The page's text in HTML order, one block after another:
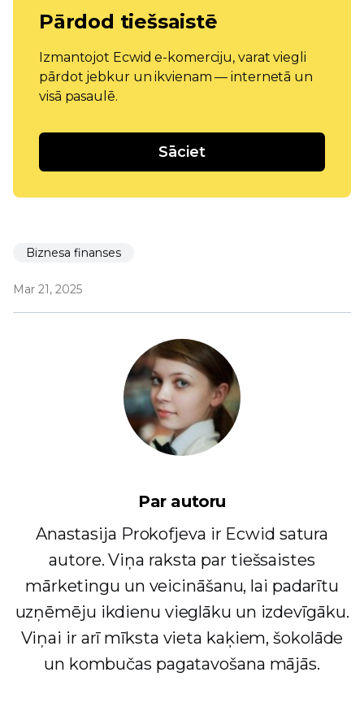
Pārdod tiešsaistē
Izmantojot Ecwid e-komerciju, varat viegli
pārdot jebkur un ikvienam — internetā un
visā pasaulē.
Sāciet
Biznesa finanses
Mar 21, 2025
Par autoru
Anastasija Prokofjeva ir Ecwid satura
autore. Viņa raksta par tiešsaistes
mārketingu un veicināšanu, lai padarītu
uzņēmēju ikdienu vieglāku un izdevīgāku.
Viņai ir arī mīksta vieta kaķiem, šokolāde
un kombučas pagatavošana mājās.